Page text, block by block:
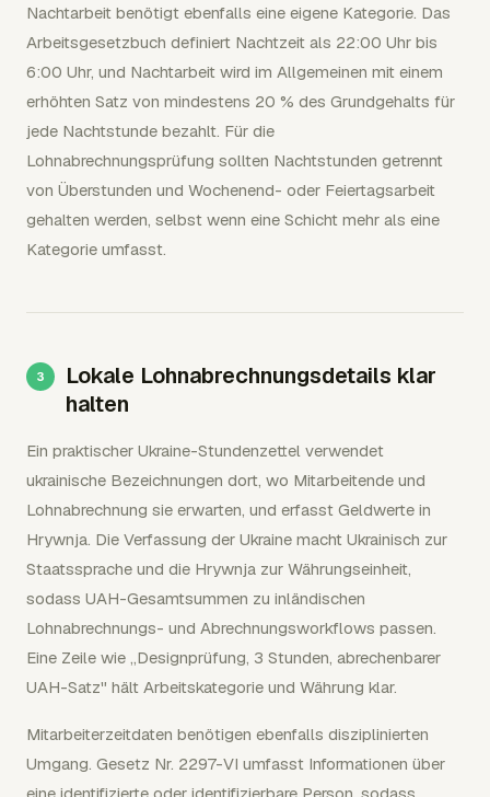
Nachtarbeit benötigt ebenfalls eine eigene Kategorie. Das
Arbeitsgesetzbuch definiert Nachtzeit als 22:00 Uhr bis
6:00 Uhr, und Nachtarbeit wird im Allgemeinen mit einem
erhöhten Satz von mindestens 20 % des Grundgehalts für
jede Nachtstunde bezahlt. Für die
Lohnabrechnungsprüfung sollten Nachtstunden getrennt
von Überstunden und Wochenend- oder Feiertagsarbeit
gehalten werden, selbst wenn eine Schicht mehr als eine
Kategorie umfasst.
Lokale Lohnabrechnungsdetails klar
halten
Ein praktischer Ukraine-Stundenzettel verwendet
ukrainische Bezeichnungen dort, wo Mitarbeitende und
Lohnabrechnung sie erwarten, und erfasst Geldwerte in
Hrywnja. Die Verfassung der Ukraine macht Ukrainisch zur
Staatssprache und die Hrywnja zur Währungseinheit,
sodass UAH-Gesamtsummen zu inländischen
Lohnabrechnungs- und Abrechnungsworkflows passen.
Eine Zeile wie „Designprüfung, 3 Stunden, abrechenbarer
UAH-Satz" hält Arbeitskategorie und Währung klar.
Mitarbeiterzeitdaten benötigen ebenfalls disziplinierten
Umgang. Gesetz Nr. 2297-VI umfasst Informationen über
eine identifizierte oder identifizierbare Person, sodass